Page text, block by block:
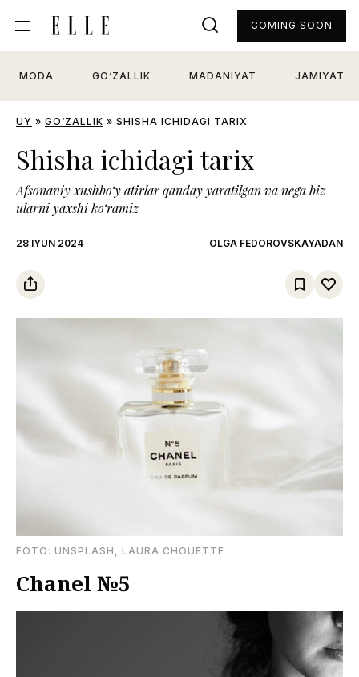
MODA GO‘ZALLIK MADANIYAT JAMIYAT
COMING SOON
UY » GO‘ZALLIK » SHISHA ICHIDAGI TARIX
Shisha ichidagi tarix
Afsonaviy xushboʻy atirlar qanday yaratilgan va nega biz
ularni yaxshi koʻramiz
28 IYUN 2024 OLGA FEDOROVSKAYADAN
FOTO: UNSPLASH, LAURA CHOUETTE
Chanel №5